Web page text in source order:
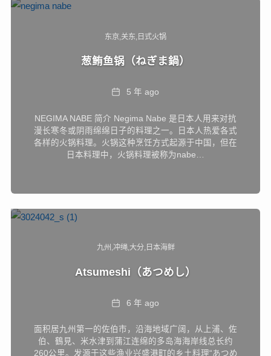
东京 关东 日式火锅
葱鲔鱼锅（ねぎま鍋）
Date5 年 ago
NEGIMA NABE 简介 Negima Nabe 是日本人用来对抗
漫长寒冬或阴雨绵绵日子的料理之一。日本人热爱各式
各样的火锅料理。火锅这种烹饪方式起源于中国，但在
日本料理中，火锅料理被称为nabe…
九州 冲绳 大分 日本海鲜
Atsumeshi（あつめし）
Date6 年 ago
面积居九州第一的佐伯市，沿海地域广阔，从上浦、佐
伯、鶴見、米水津到蒲江连绵的多岛海海岸线总长约
260公里。发源于这些渔业兴盛港町的乡土料理“あつめ